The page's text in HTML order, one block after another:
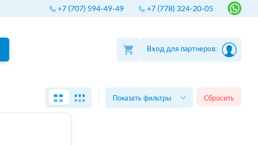
+7 (707) 594-49-49 +7 (778) 324-20-05
Вход для партнеров:
Показать фильтры Сбросить